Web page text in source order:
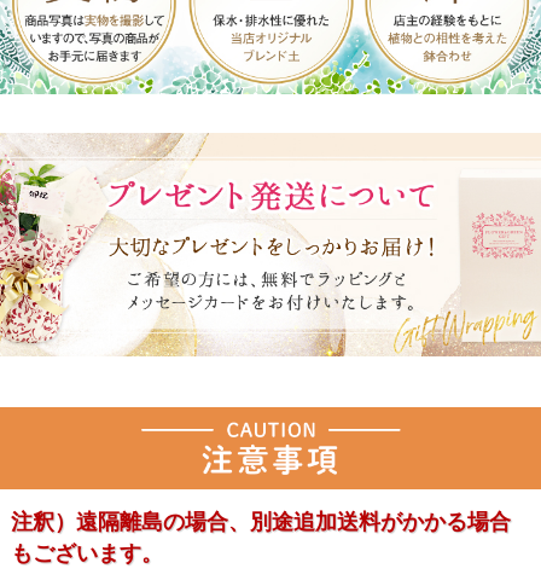
注釈）遠隔離島の場合、別途追加送料がかかる場合
もございます。